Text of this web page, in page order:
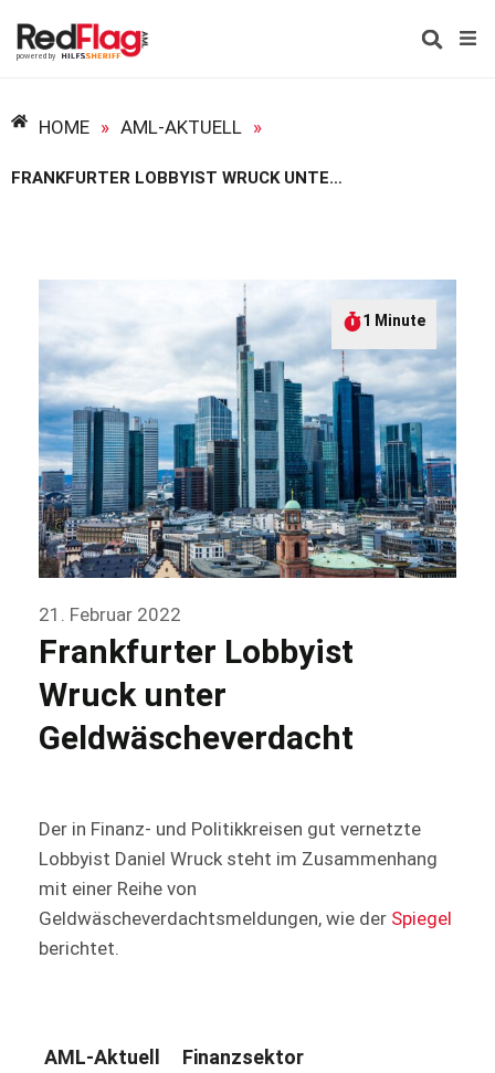
HOME » AML-AKTUELL »
FRANKFURTER LOBBYIST WRUCK UNTER GELDWÄSCHEVERDACHT
21. Februar 2022
Frankfurter Lobbyist
Wruck unter
Geldwäscheverdacht
1 Minute
Der in Finanz- und Politikkreisen gut vernetzte
Lobbyist Daniel Wruck steht im Zusammenhang
mit einer Reihe von
Geldwäscheverdachtsmeldungen, wie der Spiegel
berichtet.
AML-Aktuell
Finanzsektor